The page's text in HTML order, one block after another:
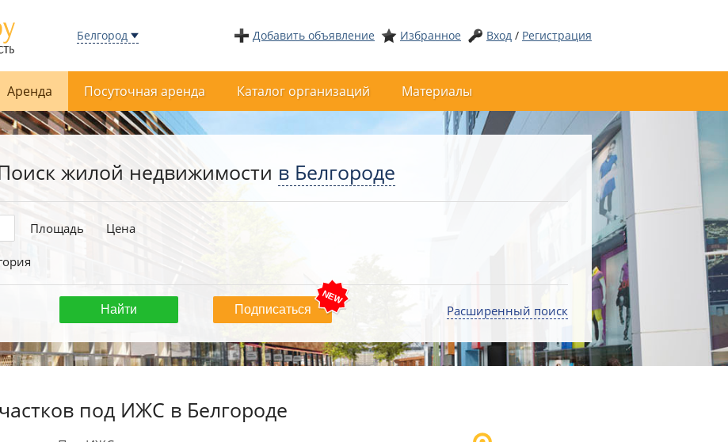
Белгород Добавить объявление Избранное Вход / Регистрация
Аренда Посуточная аренда Каталог организаций Материалы
жилой недвижимости в Белгороде
Площадь Цена
Подписаться Расширенный поиск
под ИЖС в Белгороде